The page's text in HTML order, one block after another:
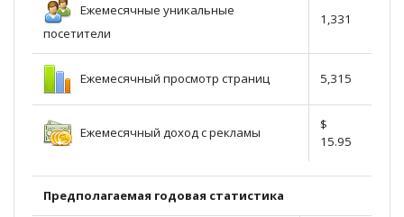
Ежемесячные уникальные
посетители
1,331
Ежемесячный просмотр страниц 5,315
Ежемесячный доход с рекламы
$
15.95
Предполагаемая годовая статистика